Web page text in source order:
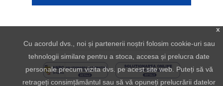
x
Cu acordul dvs., noi și partenerii noștri folosim cookie-uri sau
tehnologii similare pentru a stoca, accesa și prelucra date
personale precum vizita dvs. pe acest site web. Puteți să vă
retrageți consimțământul sau să vă opuneți prelucrării datelor